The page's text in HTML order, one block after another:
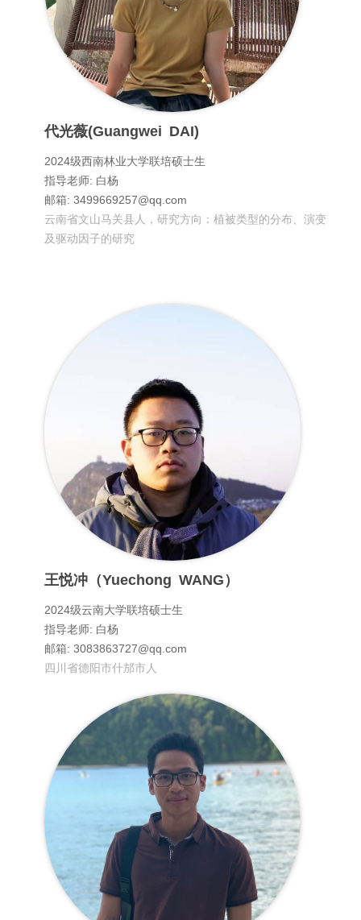
代光薇(Guangwei DAI)
2024级西南林业大学联培硕士生
指导老师: 白杨
邮箱: 3499669257@qq.com
云南省文山马关县人，研究方向：植被类型的分布、演变
及驱动因子的研究
王悦冲（Yuechong WANG）
2024级云南大学联培硕士生
指导老师: 白杨
邮箱: 3083863727@qq.com
四川省德阳市什邡市人